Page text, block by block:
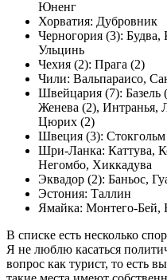
Юненг
Хорватия: Дубровник
Черногория (3): Будва,
Ульцинь
Чехия (2): Прага (2)
Чили: Вальпараисо,
Швейцария (7): Базель
Женева (2), Интранья,
Цюрих (2)
Швеция (3):
Шри-Ланка: Каттува,
Негомбо, Хиккадува
Эквадор (2): Баньос,
Эстония: Таллин
Ямайка: Монтего-Бей,
В списке есть несколько
Я не люблю касаться
вопрос как турист, то есть